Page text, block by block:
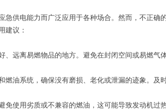
急供电能力而广泛应用于各种场合。然而，不正确
建议：
远离易燃物品的地方。避免在封闭空间或易燃气
燃油系统，确保没有磨损、老化或泄漏的迹象。及
使用劣质或不兼容的燃油，这可能导致发动机过